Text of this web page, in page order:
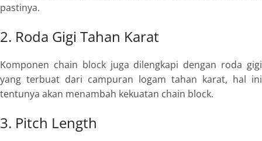
pastinya.
2. Roda Gigi Tahan Karat
Komponen chain block juga dilengkapi dengan roda gigi
yang terbuat dari campuran logam tahan karat, hal ini
tentunya akan menambah kekuatan chain block.
3. Pitch Length